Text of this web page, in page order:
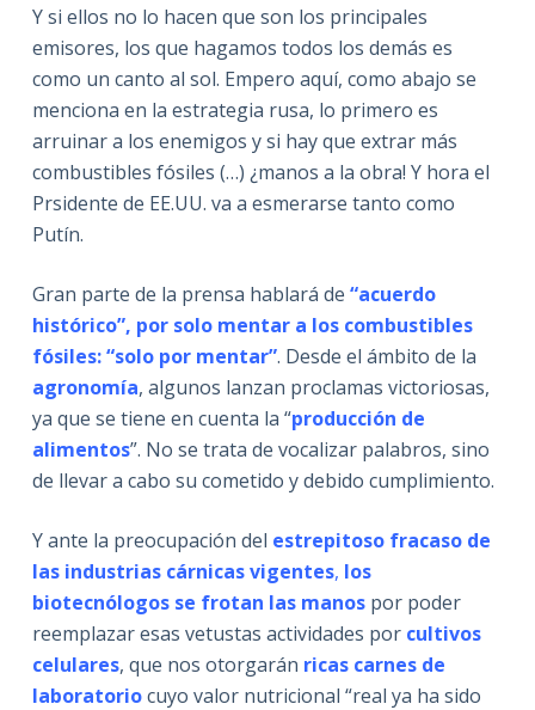
Y si ellos no lo hacen que son los principales
emisores, los que hagamos todos los demás es
como un canto al sol. Empero aquí, como abajo se
menciona en la estrategia rusa, lo primero es
arruinar a los enemigos y si hay que extrar más
combustibles fósiles (…) ¿manos a la obra! Y hora el
Prsidente de EE.UU. va a esmerarse tanto como
Putín.
Gran parte de la prensa hablará de “acuerdo
histórico”, por solo mentar a los combustibles
fósiles: “solo por mentar”. Desde el ámbito de la
agronomía, algunos lanzan proclamas victoriosas,
ya que se tiene en cuenta la “producción de
alimentos”. No se trata de vocalizar palabros, sino
de llevar a cabo su cometido y debido cumplimiento.
Y ante la preocupación del estrepitoso fracaso de
las industrias cárnicas vigentes, los
biotecnólogos se frotan las manospor poder
reemplazar esas vetustas actividades por cultivos
celulares, que nos otorgarán ricas carnes de
laboratoriocuyo valor nutricional “real ya ha sido